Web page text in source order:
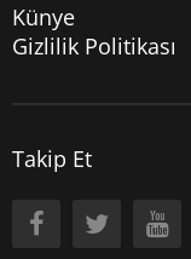
Künye
Gizlilik Politikası
Takip Et